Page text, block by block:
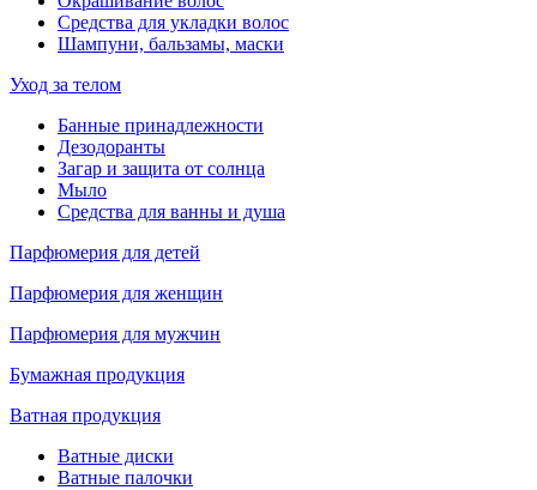
Средства для укладки волос
Шампуни, бальзамы, маски
Уход за телом
Банные принадлежности
Дезодоранты
Загар и защита от солнца
Мыло
Средства для ванны и душа
Парфюмерия для детей
Парфюмерия для женщин
Парфюмерия для мужчин
Бумажная продукция
Ватная продукция
Ватные диски
Ватные палочки